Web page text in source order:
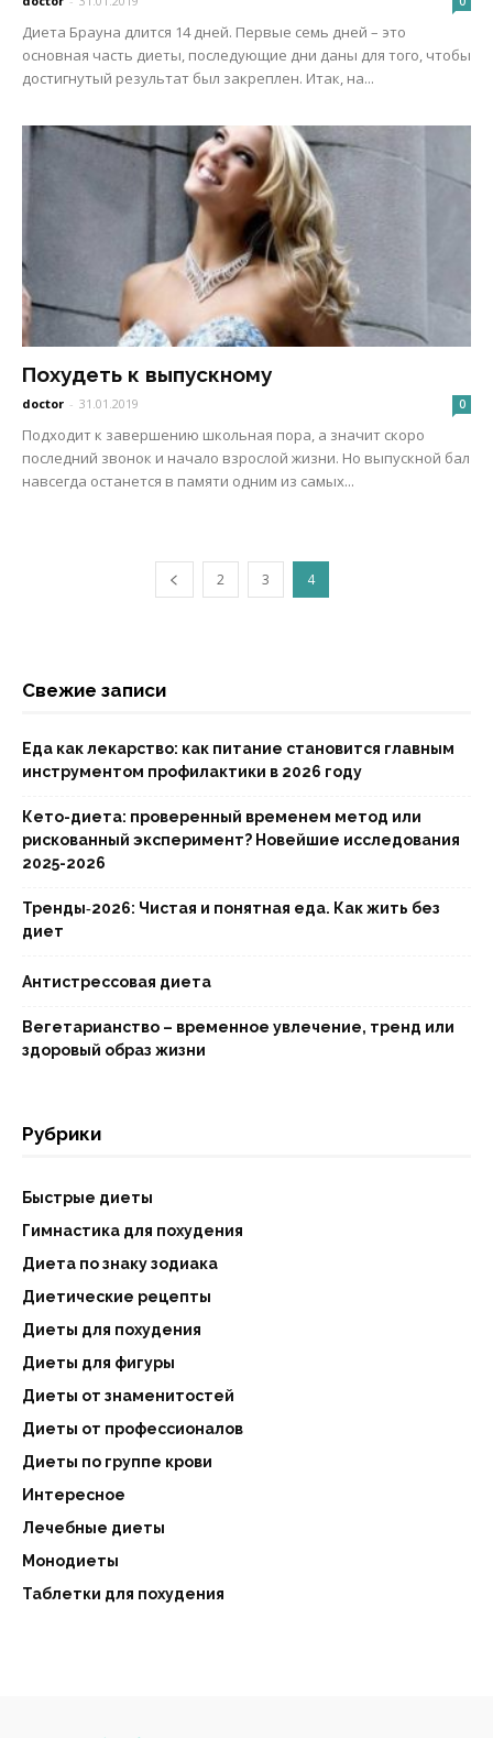
Диета Брауна длится 14 дней. Первые семь дней – это
основная часть диеты, последующие дни даны для того, чтобы
достигнутый результат был закреплен. Итак, на...
Похудеть к выпускному
doctor - 31.01.2019 0
Подходит к завершению школьная пора, а значит скоро
последний звонок и начало взрослой жизни. Но выпускной бал
навсегда останется в памяти одним из самых...
2 3 4
Свежие записи
Еда как лекарство: как питание становится главным
инструментом профилактики в 2026 году
Кето-диета: проверенный временем метод или
рискованный эксперимент? Новейшие исследования
2025-2026
Тренды‑2026: Чистая и понятная еда. Как жить без
диет
Антистрессовая диета
Вегетарианство – временное увлечение, тренд или
здоровый образ жизни
Рубрики
Быстрые диеты
Гимнастика для похудения
Диета по знаку зодиака
Диетические рецепты
Диеты для похудения
Диеты для фигуры
Диеты от знаменитостей
Диеты от профессионалов
Диеты по группе крови
Интересное
Лечебные диеты
Монодиеты
Таблетки для похудения